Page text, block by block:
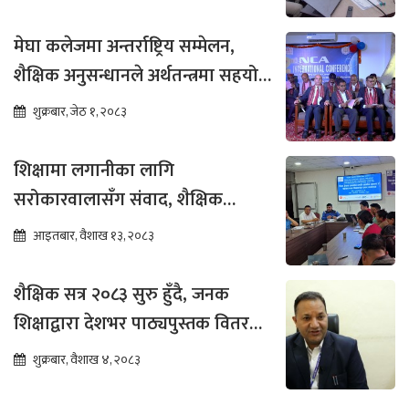
मेघा कलेजमा अन्तर्राष्ट्रिय सम्मेलन,
शैक्षिक अनुसन्धानले अर्थतन्त्रमा सहयोग
पुग्ने विश्वास
शुक्रबार, जेठ १, २०८३
शिक्षामा लगानीका लागि
सरोकारवालासँग संवाद, शैक्षिक
सुधारमा जोड
आइतबार, वैशाख १३, २०८३
शैक्षिक सत्र २०८३ सुरु हुँदै, जनक
शिक्षाद्वारा देशभर पाठ्यपुस्तक वितरण
तीव्रशुक्रबार, वैशाख ४, २०८३